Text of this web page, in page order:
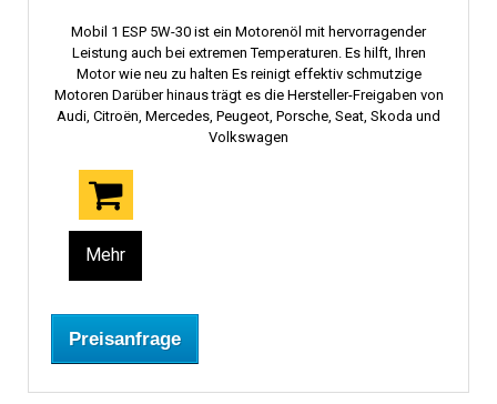
Mobil 1 ESP 5W-30 ist ein Motorenöl mit hervorragender
Leistung auch bei extremen Temperaturen. Es hilft, Ihren
Motor wie neu zu halten Es reinigt effektiv schmutzige
Motoren Darüber hinaus trägt es die Hersteller-Freigaben von
Audi, Citroën, Mercedes, Peugeot, Porsche, Seat, Skoda und
Volkswagen
Mehr
Preisanfrage